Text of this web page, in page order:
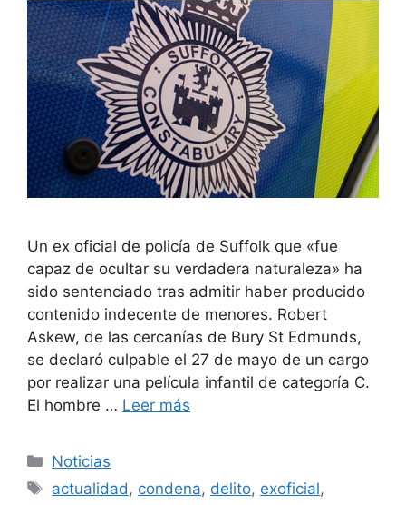
Un ex oficial de policía de Suffolk que «fue
capaz de ocultar su verdadera naturaleza» ha
sido sentenciado tras admitir haber producido
contenido indecente de menores. Robert
Askew, de las cercanías de Bury St Edmunds,
se declaró culpable el 27 de mayo de un cargo
por realizar una película infantil de categoría C.
El hombre … Leer más
Categorías
Noticias
Etiquetas
actualidad , condena, delito, exoficial,